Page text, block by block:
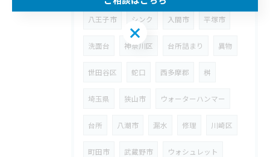
八王子市 シンク 入間市 平塚市
洗面台 神奈川区 台所詰まり 異物
世田谷区 蛇口 西多摩郡 桝
埼玉県 狭山市 ウォーターハンマー
台所 八潮市 漏水 修理 川崎区
町田市 武蔵野市 ウォシュレット
ご相談はこちら